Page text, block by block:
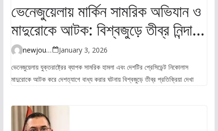
ভেনেজুয়েলায় মার্কিন সামরিক অভিযান ও
মাদুরোকে আটক: বিশ্বজুড়ে তীব্র নিন্দা ও
উদ্বেগ newjourney4045@gmail.com
January 3, 2026
ভেনেজুয়েলায় যুক্তরাষ্ট্রের ব্যাপক সামরিক হামলা এবং দেশটির প্রেসিডেন্ট নিকোলাস
মাদুরোকে আটক করে দেশত্যাগে বাধ্য করার ঘটনায় বিশ্বজুড়ে তীব্র প্রতিক্রিয়া দেখা